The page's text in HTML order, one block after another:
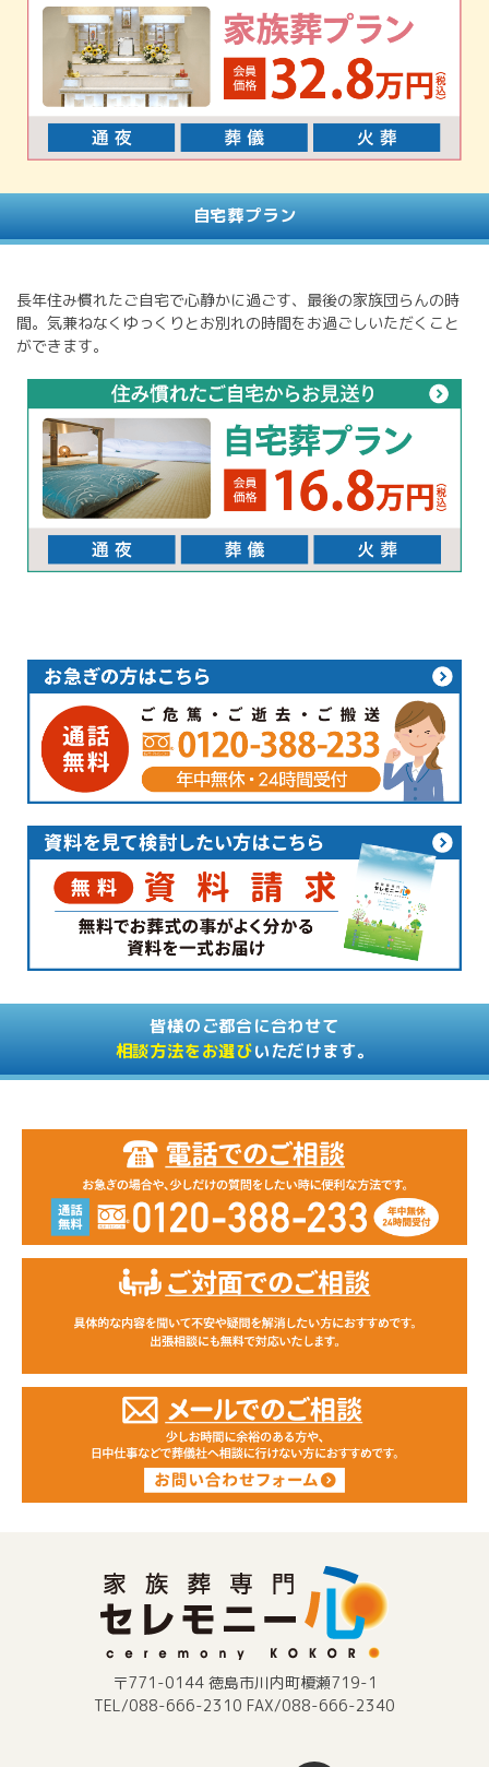
自宅葬プラン
長年住み慣れたご自宅で心静かに過ごす、最後の家族団らんの時
間。気兼ねなくゆっくりとお別れの時間をお過ごしいただくこと
ができます。
皆様のご都合に合わせて
相談方法をお選びいただけます。
〒771-0144 徳島市川内町榎瀬719-1
TEL/088-666-2310 FAX/088-666-2340